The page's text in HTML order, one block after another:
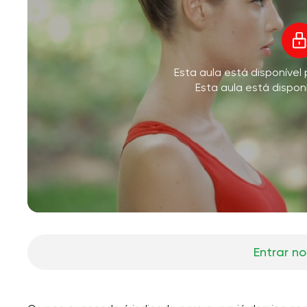
Esta aula está disponível
Esta aula está
Entrar